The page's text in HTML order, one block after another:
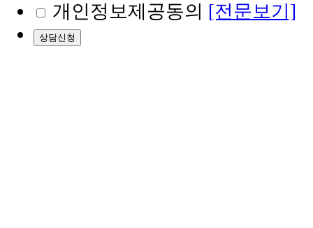
개인정보제공동의 [전문보기]
상담신청